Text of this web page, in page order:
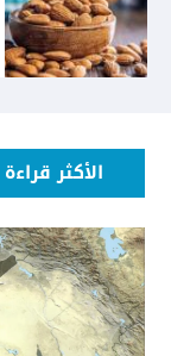
الأكثر قراءة